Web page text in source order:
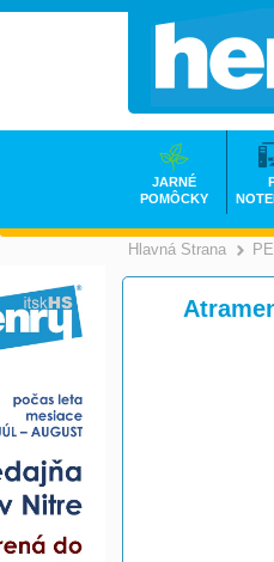
Hlavná Strana
JARNÉ
POMÔCKY